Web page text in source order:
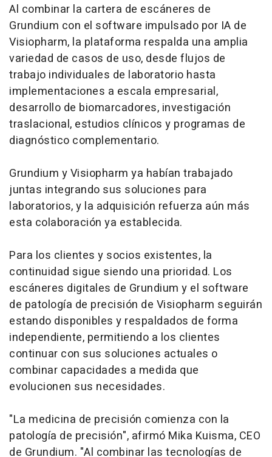
Al combinar la cartera de escáneres de
Grundium con el software impulsado por IA de
Visiopharm, la plataforma respalda una amplia
variedad de casos de uso, desde flujos de
trabajo individuales de laboratorio hasta
implementaciones a escala empresarial,
desarrollo de biomarcadores, investigación
traslacional, estudios clínicos y programas de
diagnóstico complementario.
Grundium y Visiopharm ya habían trabajado
juntas integrando sus soluciones para
laboratorios, y la adquisición refuerza aún más
esta colaboración ya establecida.
Para los clientes y socios existentes, la
continuidad sigue siendo una prioridad. Los
escáneres digitales de Grundium y el software
de patología de precisión de Visiopharm seguirán
estando disponibles y respaldados de forma
independiente, permitiendo a los clientes
continuar con sus soluciones actuales o
combinar capacidades a medida que
evolucionen sus necesidades.
"La medicina de precisión comienza con la
patología de precisión", afirmó Mika Kuisma, CEO
de Grundium. "Al combinar las tecnologías de